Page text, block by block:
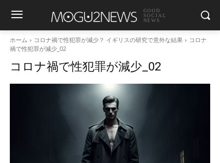
GOOD
SOCIAL
NEWS
ホーム コロナ禍で性犯罪が減少？ イギリスの研究で意外な結果
コロナ
禍で性犯罪が減少_02
コロナ禍で性犯罪が減少_02